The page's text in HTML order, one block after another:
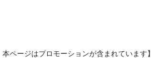
ページはプロモーションが含まれています】